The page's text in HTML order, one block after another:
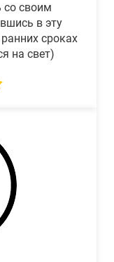
со своим
в эту
сроках
на свет)